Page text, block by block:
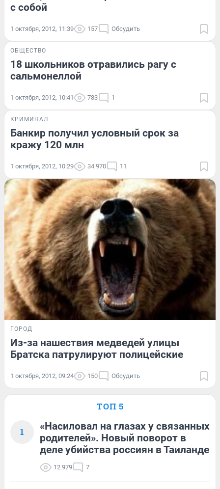
с собой
1 октября, 2012, 11:39 157 Обсудить
ОБЩЕСТВО
18 школьников отравились рагу с
сальмонеллой
1 октября, 2012, 10:41 783 1
КРИМИНАЛ
Банкир получил условный срок за
кражу 120 млн
1 октября, 2012, 10:29 34 970 11
ГОРОД
Из-за нашествия медведей улицы
Братска патрулируют полицейские
1 октября, 2012, 09:24 150 Обсудить
ТОП 5
1
«Насиловал на глазах у связанных
родителей». Новый поворот в
деле убийства россиян в Таиланде
12 979 7